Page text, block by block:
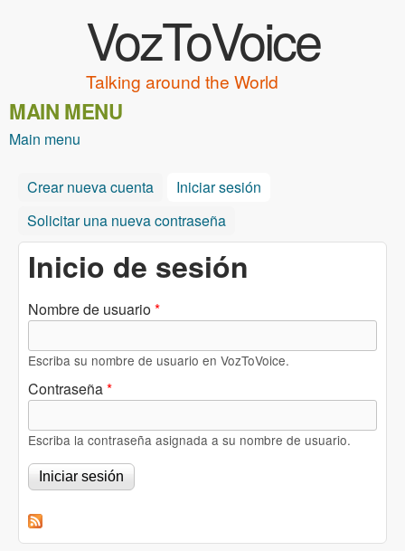
VozToVoice
Talking around the World
MAIN MENU
Main menu
Crear nueva cuenta Iniciar sesión
Solicitar una nueva contraseña
Inicio de sesión
Nombre de usuario*
Escriba su nombre de usuario en VozToVoice.
Contraseña*
Escriba la contraseña asignada a su nombre de usuario.